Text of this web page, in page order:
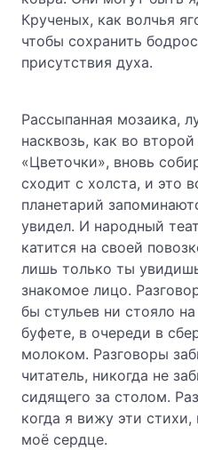
Крученых, как волчья
чтобы сохранить
присутствия духа.
Рассыпанная мозаика,
насквозь, как во второй
«Цветочки», вновь
сходит с холста, и это
планетарий
увидел. И народный
катится на своей
лишь только ты
знакомое лицо.
бы стульев ни стояло
буфете, в очереди в
молоком. Разговоры
читатель, никогда не
сидящего за столом.
когда я вижу эти стихи,
моё сердце.